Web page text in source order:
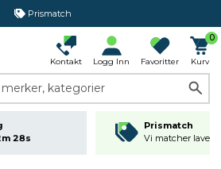
Prismatch
Kontakt Logg Inn Favoritter
0
Kurv
kategorier
28s
Prismatch
Vi matcher